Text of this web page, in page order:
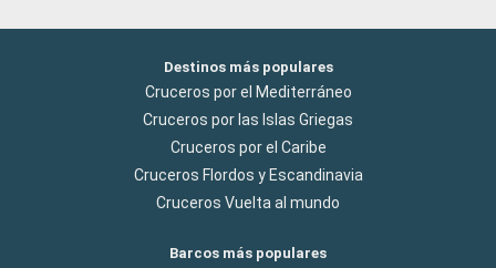
Destinos más populares
Cruceros por el Mediterráneo
Cruceros por las Islas Griegas
Cruceros por el Caribe
Cruceros Flordos y Escandinavia
Cruceros Vuelta al mundo
Barcos más populares